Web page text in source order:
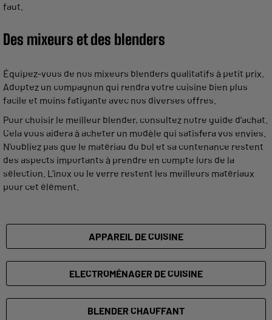
faut.
Des mixeurs et des blenders
Équipez-vous de nos mixeurs blenders qualitatifs à petit prix.
Adoptez un compagnon qui rendra votre cuisine bien plus
facile et moins fatigante avec nos diverses offres.
Pour choisir le meilleur blender, consultez notre guide d’achat.
Cela vous aidera à acheter un modèle qui satisfera vos envies.
N’oubliez pas que le matériau du bol et sa contenance restent
des aspects importants à prendre en compte lors de la
sélection. L'inox ou le verre restent les meilleurs matériaux
pour cet élément.
APPAREIL DE CUISINE
ELECTROMÉNAGER DE CUISINE
BLENDER CHAUFFANT